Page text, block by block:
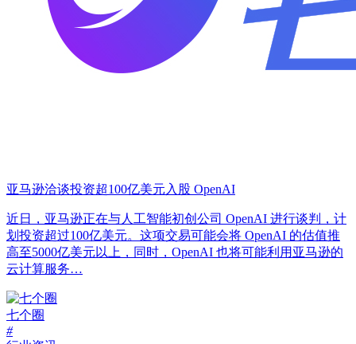
亚马逊洽谈投资超100亿美元入股 OpenAI
近日，亚马逊正在与人工智能初创公司 OpenAI 进行谈判，计
划投资超过100亿美元。这项交易可能会将 OpenAI 的估值推
高至5000亿美元以上，同时，OpenAI 也将可能利用亚马逊的
云计算服务…
七个圈
#